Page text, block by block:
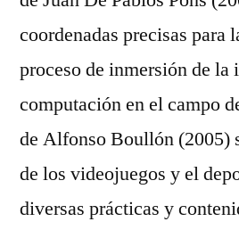
coordenadas precisas para
proceso de inmersión de la
computación en el campo
de Alfonso Boullón (2005)
de los videojuegos y el
diversas prácticas y